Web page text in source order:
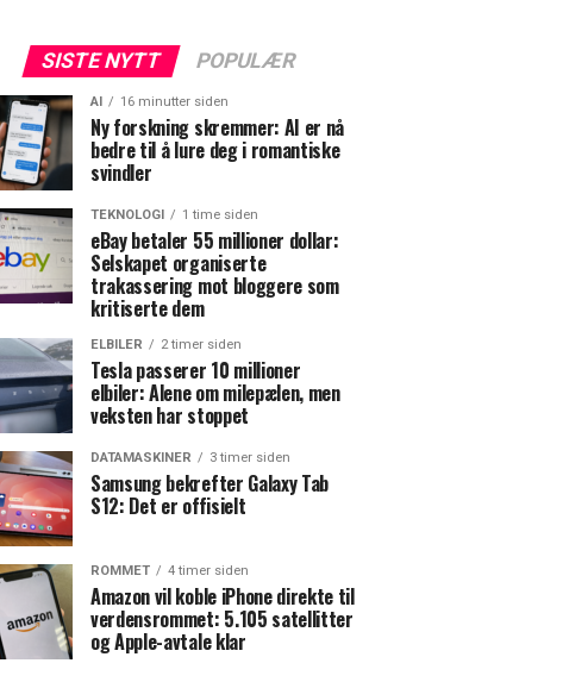
SISTE NYTT POPULÆR
AI 16 minutter siden
Ny forskning skremmer: AI er nå
bedre til å lure deg i romantiske
svindler
TEKNOLOGI 1 time siden
eBay betaler 55 millioner dollar:
Selskapet organiserte
trakassering mot bloggere som
kritiserte dem
ELBILER 2 timer siden
Tesla passerer 10 millioner
elbiler: Alene om milepælen, men
veksten har stoppet
DATAMASKINER 3 timer siden
Samsung bekrefter Galaxy Tab
S12: Det er offisielt
ROMMET 4 timer siden
Amazon vil koble iPhone direkte til
verdensrommet: 5.105 satellitter
og Apple-avtale klar